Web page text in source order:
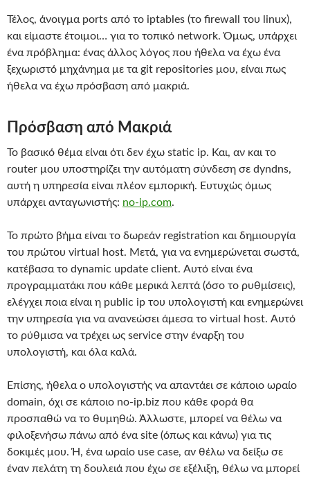
Τέλος, άνοιγμα ports από το iptables (το firewall του linux),
και είμαστε έτοιμοι… για το τοπικό network. Όμως, υπάρχει
ένα πρόβλημα: ένας άλλος λόγος που ήθελα να έχω ένα
ξεχωριστό μηχάνημα με τα git repositories μου, είναι πως
ήθελα να έχω πρόσβαση από μακριά.
Πρόσβαση από Μακριά
Το βασικό θέμα είναι ότι δεν έχω static ip. Και, αν και το
router μου υποστηρίζει την αυτόματη σύνδεση σε dyndns,
αυτή η υπηρεσία είναι πλέον εμπορική. Ευτυχώς όμως
υπάρχει ανταγωνιστής: no-ip.com.
Το πρώτο βήμα είναι το δωρεάν registration και δημιουργία
του πρώτου virtual host. Μετά, για να ενημερώνεται σωστά,
κατέβασα το dynamic update client. Αυτό είναι ένα
προγραμματάκι που κάθε μερικά λεπτά (όσο το ρυθμίσεις),
ελέγχει ποια είναι η public ip του υπολογιστή και ενημερώνει
την υπηρεσία για να ανανεώσει άμεσα το virtual host. Αυτό
το ρύθμισα να τρέχει ως service στην έναρξη του
υπολογιστή, και όλα καλά.
Επίσης, ήθελα ο υπολογιστής να απαντάει σε κάποιο ωραίο
domain, όχι σε κάποιο no-ip.biz που κάθε φορά θα
προσπαθώ να το θυμηθώ. Άλλωστε, μπορεί να θέλω να
φιλοξενήσω πάνω από ένα site (όπως και κάνω) για τις
δοκιμές μου. Ή, ένα ωραίο use case, αν θέλω να δείξω σε
έναν πελάτη τη δουλειά που έχω σε εξέλιξη, θέλω να μπορεί